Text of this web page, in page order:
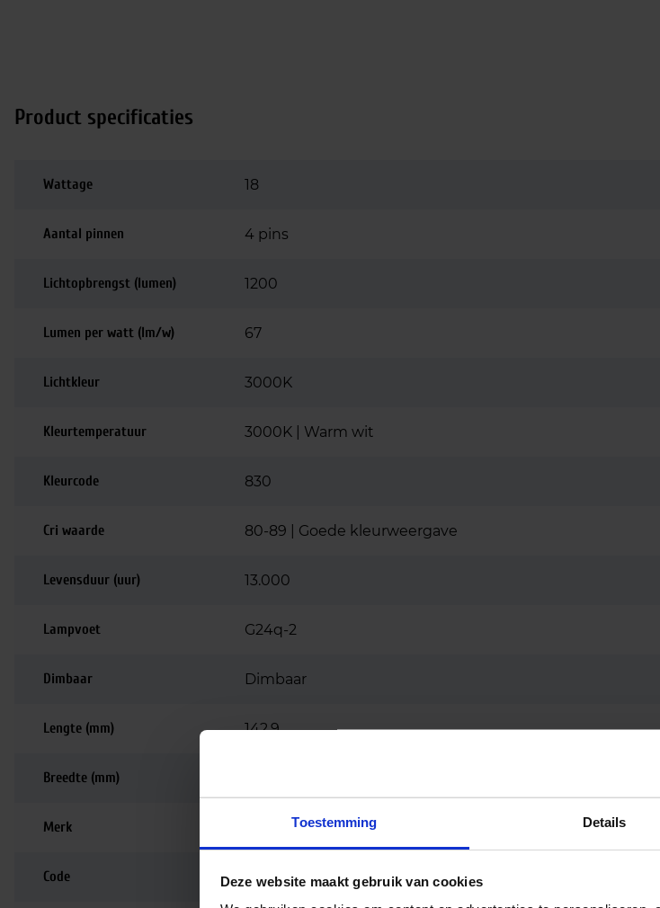
Toestemming Details
Deze website maakt gebruik van cookies
Product specificaties
Wattage 18
Aantal pinnen 4 pins
Lichtopbrengst (lumen) 1200
Lumen per watt (lm/w) 67
Lichtkleur 3000K
Kleurtemperatuur 3000K | Warm wit
Kleurcode 830
Cri waarde 80-89 | Goede kleurweergave
Levensduur (uur) 13.000
Lampvoet G24q-2
Dimbaar Dimbaar
Lengte (mm) 142.9
Breedte (mm)
Merk
Code 62333170